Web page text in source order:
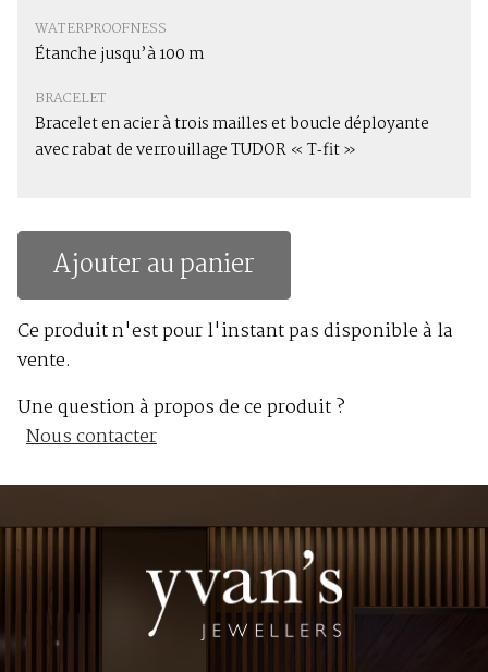
WATERPROOFNESS
Étanche jusqu’à 100 m
BRACELET
Bracelet en acier à trois mailles et boucle déployante
avec rabat de verrouillage TUDOR « T‑fit »
Ajouter au panier
Ce produit n'est pour l'instant pas disponible à la
vente.
Une question à propos de ce produit ?
Nous contacter